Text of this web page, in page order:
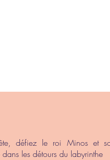
défiez le roi Minos et
les détours du labyrinthe